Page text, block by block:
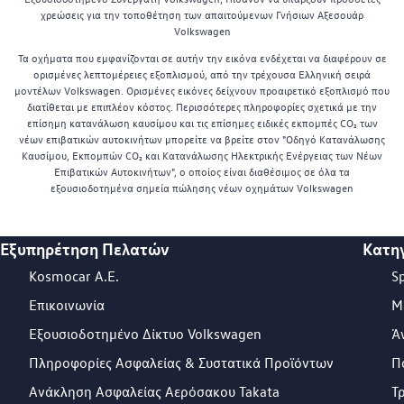
χρεώσεις για την τοποθέτηση των απαιτούμενων Γνήσιων Αξεσουάρ
Volkswagen
Τα οχήματα που εμφανίζονται σε αυτήν την εικόνα ενδέχεται να διαφέρουν σε
ορισμένες λεπτομέρειες εξοπλισμού, από την τρέχουσα Ελληνική σειρά
μοντέλων Volkswagen. Ορισμένες εικόνες δείχνουν προαιρετικό εξοπλισμό που
διατίθεται με επιπλέον κόστος. Περισσότερες πληροφορίες σχετικά με την
επίσημη κατανάλωση καυσίμου και τις επίσημες ειδικές εκπομπές CO₂ των
νέων επιβατικών αυτοκινήτων μπορείτε να βρείτε στον "Οδηγό Κατανάλωσης
Καυσίμου, Εκπομπών CO₂ και Κατανάλωσης Ηλεκτρικής Ενέργειας των Νέων
Επιβατικών Αυτοκινήτων", ο οποίος είναι διαθέσιμος σε όλα τα
εξουσιοδοτημένα σημεία πώλησης νέων οχημάτων Volkswagen
Footer Teaser
Εξυπηρέτηση Πελατών
Kosmocar Α.Ε.
Επικοινωνία
Εξουσιοδοτημένο Δίκτυο Volkswagen
Πληροφορίες Ασφαλείας & Συστατικά Προϊόντων
Ανάκληση Ασφαλείας Αερόσακου Takata